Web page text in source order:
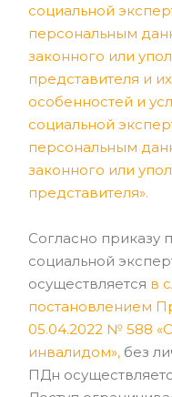
социальной
персональным
законного или
представителя и
особенностей и
социальной
персональным
законного или
представителя».
Согласно приказу
социальной
осуществляется в
постановлением
05.04.2022 № 588
инвалидом», без
ПДн